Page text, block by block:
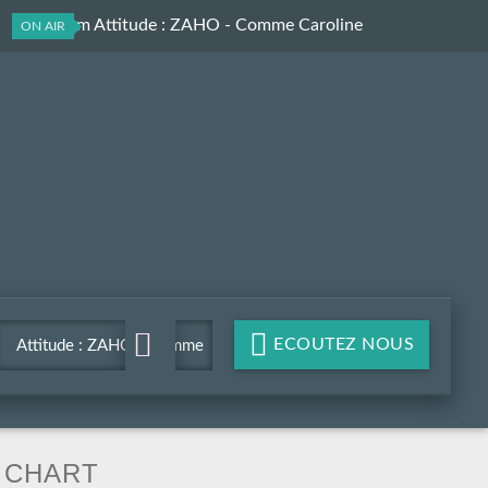
ON AIR
Les Aprem Attitude : ZAHO - Comme Caroline
Attitude : ZAHO - Comme
Caroline
ECOUTEZ NOUS
CHART